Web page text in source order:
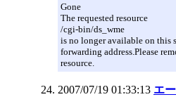
Gone
The requested resource
/cgi-bin/ds_wme
is no longer available on this
forwarding address.Please
resource.
2007/07/19 01:33:13 エ